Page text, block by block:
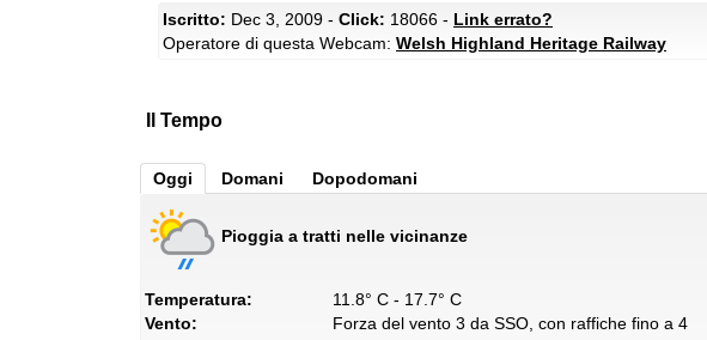
Iscritto: Dec 3, 2009 - Click: 18066 - Link errato?
Operatore di questa Webcam: Welsh Highland Heritage Railway
Il Tempo
Oggi Domani Dopodomani
Pioggia a tratti nelle vicinanze
Temperatura:
11.8° C - 17.7° C
Vento:
Forza del vento 3 da SSO, con raffiche fino a 4